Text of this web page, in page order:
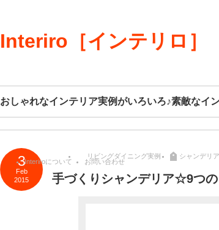
Interiro［インテリロ］
おしゃれなインテリア実例がいろいろ♪素敵なイ
3
Feb
2015
リビングダイニング実例 シャンデリア
手づくりシャンデリア☆9つ
Interiroについて お問い合わせ